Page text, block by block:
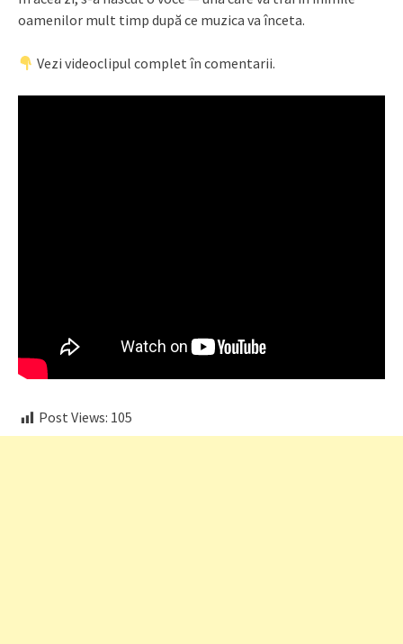
oamenilor mult timp după ce muzica va înceta.
Vezi videoclipul complet în comentarii.
Post Views: 105